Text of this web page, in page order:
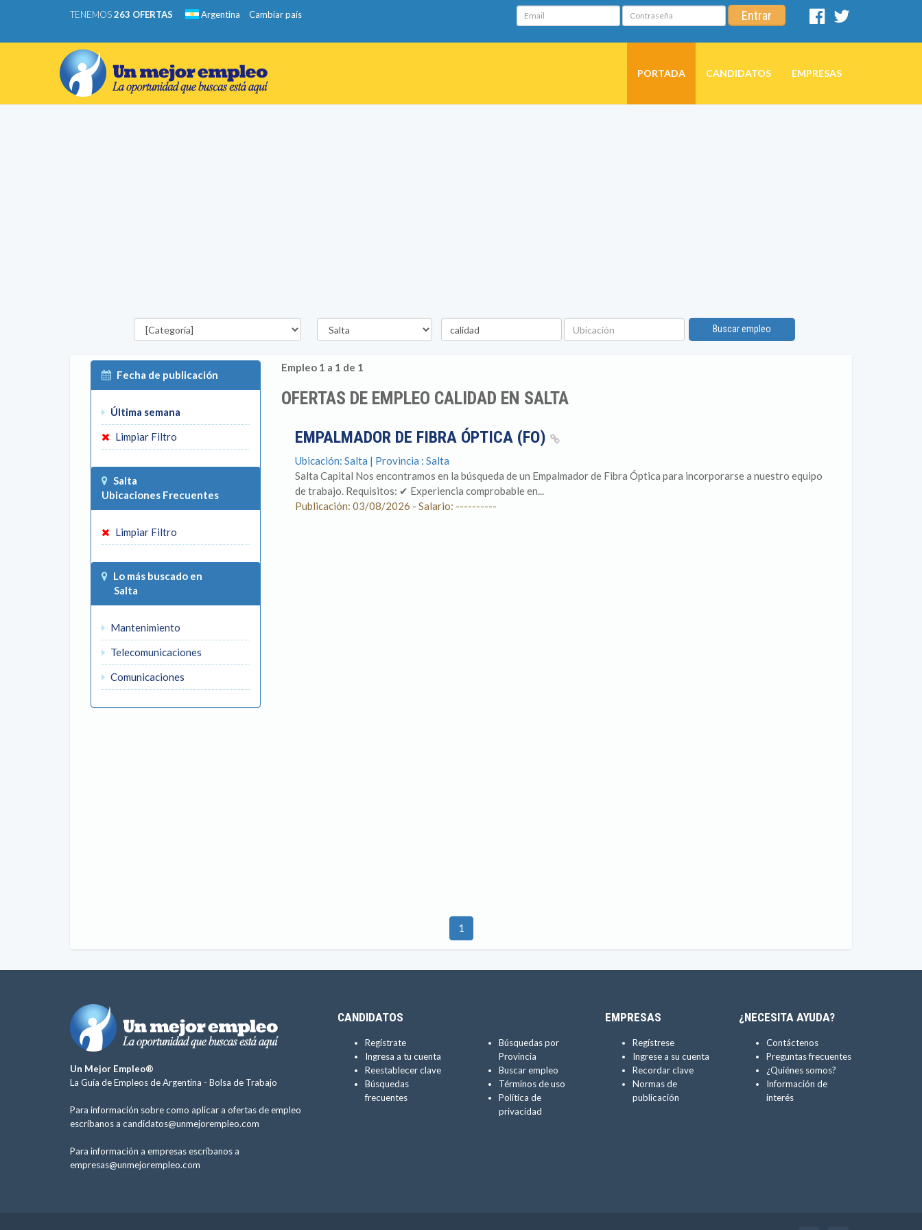
TENEMOS263 OFERTAS Argentina Cambiar país Email Contraseña Entrar
Facebook
PORTADA CANDIDATOS EMPRESAS
Categorías Provincia
Palabra
clave
Ubicación
Buscar empleo
Fecha de publicación
Última semana
Limpiar Filtro
Salta
Ubicaciones Frecuentes
Limpiar Filtro
Lo más buscado en
Salta
Mantenimiento
Telecomunicaciones
Comunicaciones
Empleo 1 a 1 de 1
OFERTAS DE EMPLEO CALIDAD EN SALTA
EMPALMADOR DE FIBRA ÓPTICA (FO)
Ubicación: Salta | Provincia : Salta
Salta Capital Nos encontramos en la búsqueda de un Empalmador de Fibra Óptica para incorporarse a nuestro equipo
de trabajo. Requisitos: ✔ Experiencia comprobable en...
Publicación: 03/08/2026 - Salario: ----------
1
Un Mejor Empleo®
La Guía de Empleos de Argentina - Bolsa de Trabajo
Para información sobre como aplicar a ofertas de empleo
escríbanos a candidatos@unmejorempleo.com
Para información a empresas escríbanos a
empresas@unmejorempleo.com
CANDIDATOS
Regístrate
Ingresa a tu cuenta
Reestablecer clave
Búsquedas
frecuentes
Búsquedas por
Provincia
Buscar empleo
Términos de uso
Política de
privacidad
EMPRESAS
Regístrese
Ingrese a su cuenta
Recordar clave
Normas de
publicación
¿NECESITA AYUDA?
Contáctenos
Preguntas frecuentes
¿Quiénes somos?
Información de
interés